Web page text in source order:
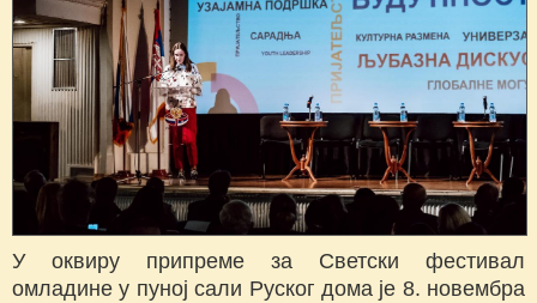
У оквиру припреме за Светски фестивал
омладине у пуној сали Руског дома је 8. новембра